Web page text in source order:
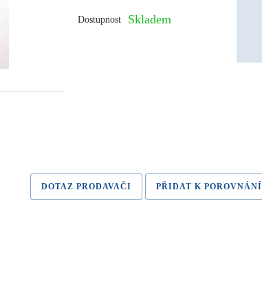
Dostupnost Skladem
DOTAZ PRODAVAČI PŘIDAT K POROVNÁNÍ